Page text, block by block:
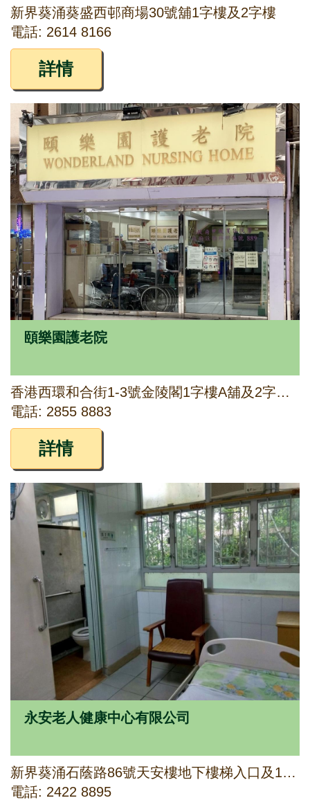
新界葵涌葵盛西邨商場30號舖1字樓及2字樓
電話: 2614 8166
詳情
頤樂園護老院
香港西環和合街1-3號金陵閣1字樓A舖及2字樓A2、D及E舖
電話: 2855 8883
詳情
永安老人健康中心有限公司
新界葵涌石蔭路86號天安樓地下樓梯入口及1字樓
電話: 2422 8895